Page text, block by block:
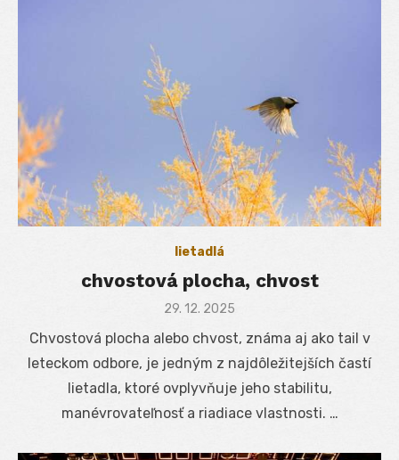
lietadlá
chvostová plocha, chvost
Posted
29. 12. 2025
Chvostová plocha alebo chvost, známa aj ako tail v
leteckom odbore, je jedným z najdôležitejších častí
lietadla, ktoré ovplyvňuje jeho stabilitu,
manévrovateľnosť a riadiace vlastnosti. …